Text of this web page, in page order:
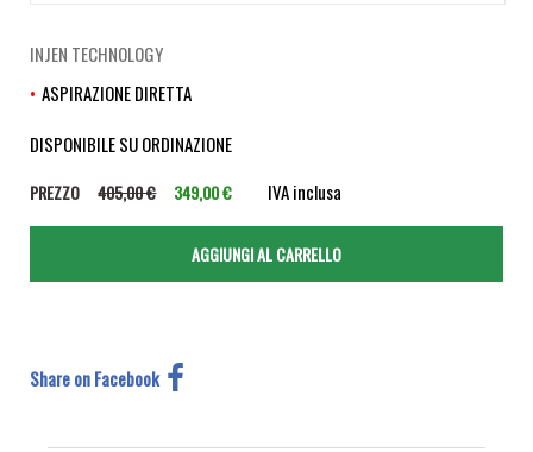
INJEN TECHNOLOGY
ASPIRAZIONE DIRETTA
DISPONIBILE SU ORDINAZIONE
PREZZO 405,00 € 349,00 € IVA inclusa
Share on Facebook